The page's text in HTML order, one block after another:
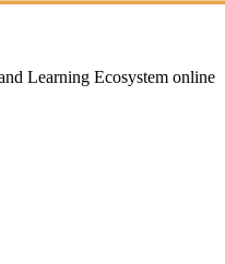
Learning Ecosystem online